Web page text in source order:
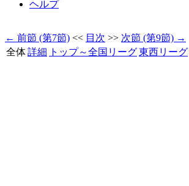
ヘルプ
← 前節 (第7節) << 目次 >> 次節 (第9節) →
全体詳細 トップ～全国リーグ東西リーグ